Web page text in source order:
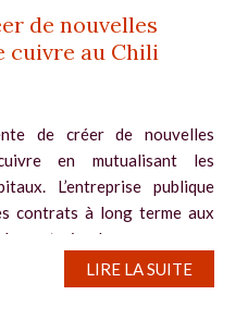
de nouvelles
cuivre au Chili
de créer de nouvelles
en mutualisant les
L’entreprise publique
contrats à long terme aux
construire de...
LIRE LA SUITE